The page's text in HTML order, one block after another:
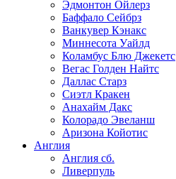
Эдмонтон Ойлерз
Баффало Сейбрз
Ванкувер Кэнакс
Миннесота Уайлд
Коламбус Блю Джекетс
Вегас Голден Найтс
Даллас Старз
Сиэтл Кракен
Анахайм Дакс
Колорадо Эвеланш
Аризона Койотис
Англия
Англия сб.
Ливерпуль